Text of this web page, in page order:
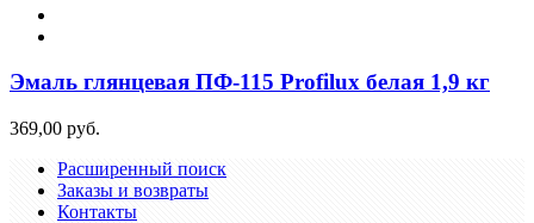
Эмаль глянцевая ПФ-115 Profilux белая 1,9 кг
369,00 руб.
Расширенный поиск
Заказы и возвраты
Контакты